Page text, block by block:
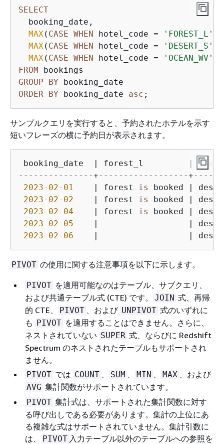
SELECT
  booking_date,
MAX ( CASE WHEN hotel_code = 'FOREST_L'
MAX ( CASE WHEN hotel_code = 'DESERT_S'
MAX ( CASE WHEN hotel_code = 'OCEAN_WV'
FROM
GROUP
BY
ORDER
BY booking_date asc ;
サンプルクエリを実行すると、予約されたホテルを示す
短いフレーズの横に予約日が表示されます。
booking_date  | forest_l         |
---------------+------------------
2023-02-01
    | forest
is
booked |
2023-02-02
    | forest
is
booked |
2023-02-04
    | forest
is
booked |
2023-02-05
|                  |
2023-02-06
|                  |
PIVOT の使用に関する注意事項を以下に示します。
PIVOT を適用可能なのはテーブル、サブクエリ、
および共通テーブル式 (CTE) です。
JOIN 式、再帰
的 CTE、
PIVOT 、および UNPIVOT 式のいずれに
も PIVOT を適用することはできません。さらに、
ネストされていない SUPER 式、ならびに Redshift
Spectrum のネストされたテーブルもサポートされ
ません。
PIVOT では COUNT SUM MIN MAX 、および
AVG 集計関数がサポートされています。
PIVOT 集計式は、サポートされた集計関数に対す
る呼び出しである必要があります。集計の上位にあ
る複雑な式はサポートされていません。集計引数に
は、
PIVOT 入力テーブル以外のテーブルへの参照を